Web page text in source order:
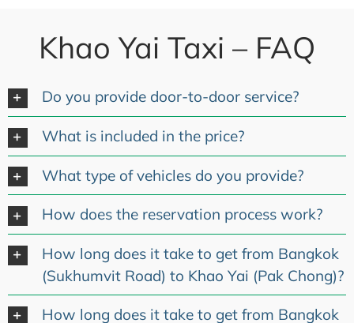
Khao Yai Taxi – FAQ
Do you provide door-to-door service?
What is included in the price?
What type of vehicles do you provide?
How does the reservation process work?
How long does it take to get from Bangkok
(Sukhumvit Road) to Khao Yai (Pak Chong)?
How long does it take to get from Bangkok